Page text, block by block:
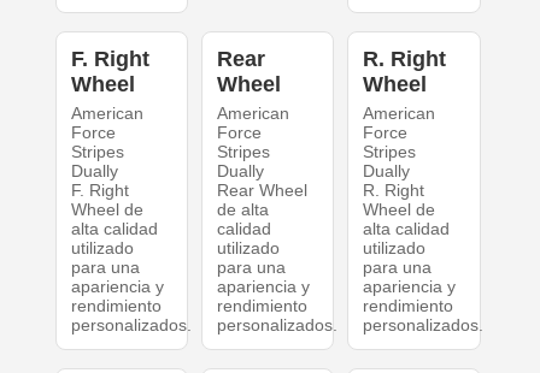
F. Right
Wheel
American
Force
Stripes
Dually
F. Right
Wheel de
alta calidad
utilizado
para una
apariencia y
rendimiento
personalizados.
Rear
Wheel
American
Force
Stripes
Dually
Rear Wheel
de alta
calidad
utilizado
para una
apariencia y
rendimiento
personalizados.
R. Right
Wheel
American
Force
Stripes
Dually
R. Right
Wheel de
alta calidad
utilizado
para una
apariencia y
rendimiento
personalizados.